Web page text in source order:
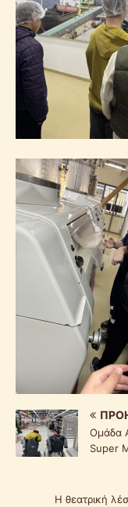
Ομάδα
Super
Η θεατρική